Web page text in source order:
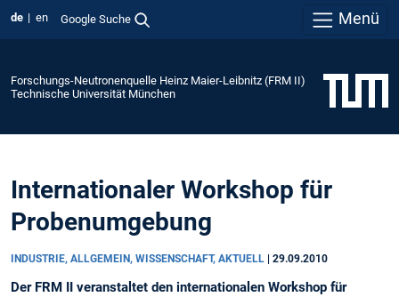
de en Google Suche Menü
Forschungs-Neutronenquelle Heinz Maier-Leibnitz (FRM II)
Technische Universität München
Internationaler Workshop für
Probenumgebung
INDUSTRIE, ALLGEMEIN, WISSENSCHAFT, AKTUELL 29.09.2010
Der FRM II veranstaltet den internationalen Workshop für